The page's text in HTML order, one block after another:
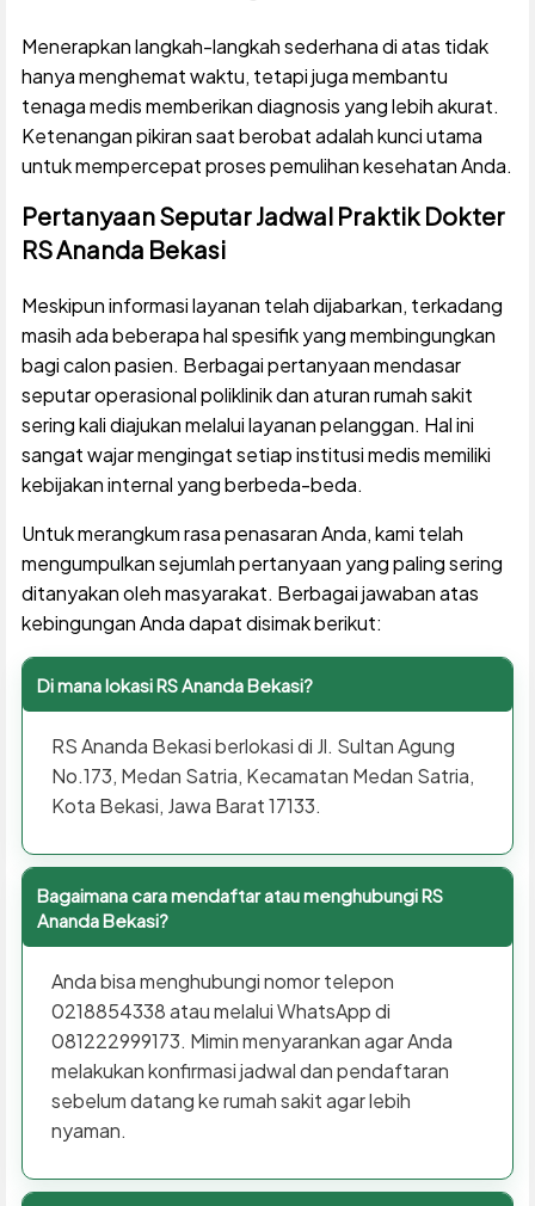
Menerapkan langkah-langkah sederhana di atas tidak
hanya menghemat waktu, tetapi juga membantu
tenaga medis memberikan diagnosis yang lebih akurat.
Ketenangan pikiran saat berobat adalah kunci utama
untuk mempercepat proses pemulihan kesehatan Anda.
Pertanyaan Seputar Jadwal Praktik Dokter
RS Ananda Bekasi
Meskipun informasi layanan telah dijabarkan, terkadang
masih ada beberapa hal spesifik yang membingungkan
bagi calon pasien. Berbagai pertanyaan mendasar
seputar operasional poliklinik dan aturan rumah sakit
sering kali diajukan melalui layanan pelanggan. Hal ini
sangat wajar mengingat setiap institusi medis memiliki
kebijakan internal yang berbeda-beda.
Untuk merangkum rasa penasaran Anda, kami telah
mengumpulkan sejumlah pertanyaan yang paling sering
ditanyakan oleh masyarakat. Berbagai jawaban atas
kebingungan Anda dapat disimak berikut:
Di mana lokasi RS Ananda Bekasi?
RS Ananda Bekasi berlokasi di Jl. Sultan Agung
No.173, Medan Satria, Kecamatan Medan Satria,
Kota Bekasi, Jawa Barat 17133.
Bagaimana cara mendaftar atau menghubungi RS
Ananda Bekasi?
Anda bisa menghubungi nomor telepon
0218854338 atau melalui WhatsApp di
081222999173. Mimin menyarankan agar Anda
melakukan konfirmasi jadwal dan pendaftaran
sebelum datang ke rumah sakit agar lebih
nyaman.